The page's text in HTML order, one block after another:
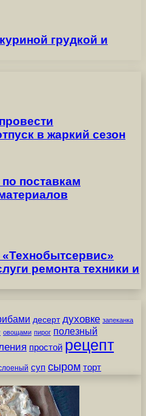
грудкой и
в жаркий сезон
поставкам
ремонта техники и
десерт духовке запеканка
овощами пирог полезный
простой рецепт
суп сыром торт